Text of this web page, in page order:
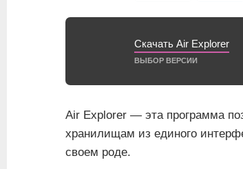
Скачать Air Explorer
ВЫБОР ВЕРСИИ
Air Explorer — эта программа
хранилищам из единого
своем роде.